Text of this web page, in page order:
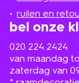
ruilen en
bel onze
020 224 2424
van maandag
zaterdag van
buurt